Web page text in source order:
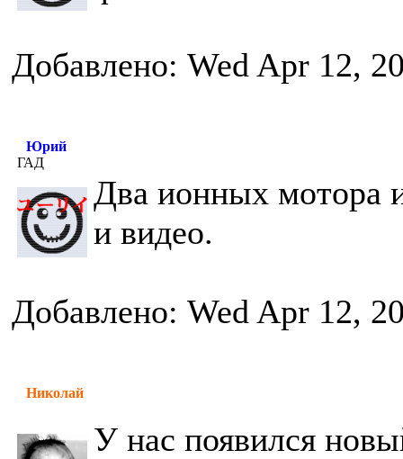
Добавлено: Wed Apr 12,
Юрий
ГАД
Два ионных мотора
и видео.
Добавлено: Wed Apr 12,
Николай
У нас появился